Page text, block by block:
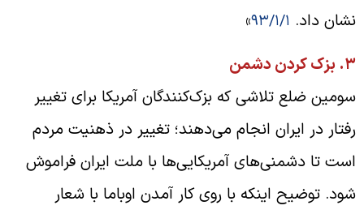
داد.۹۳/۱/۱»
.بزک کردن دشمن
ضلع تلاشی که بزک‌کنندگان آمریکا برای تغییر
در ایران انجام می‌دهند؛ تغییر در ذهنیت مردم
تا دشمنی‌های آمریکایی‌ها با ملت ایران فراموش
توضیح اینکه با روی کار آمدن اوباما با شعار